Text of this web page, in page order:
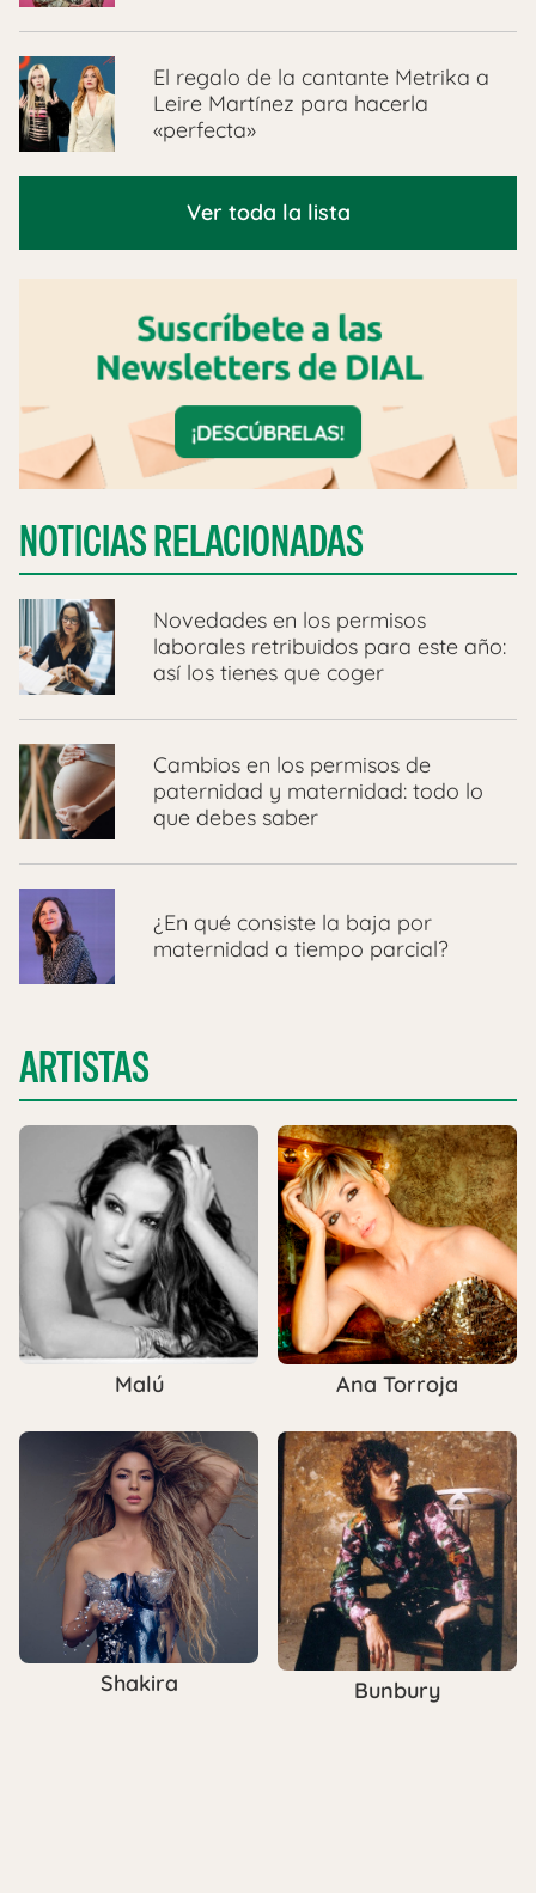
El regalo de la cantante Metrika a
Leire Martínez para hacerla
«perfecta»
Ver toda la lista
NOTICIAS RELACIONADAS
Novedades en los permisos
laborales retribuidos para este año:
así los tienes que coger
Cambios en los permisos de
paternidad y maternidad: todo lo
que debes saber
¿En qué consiste la baja por
maternidad a tiempo parcial?
ARTISTAS
Malú Ana Torroja
Shakira Bunbury